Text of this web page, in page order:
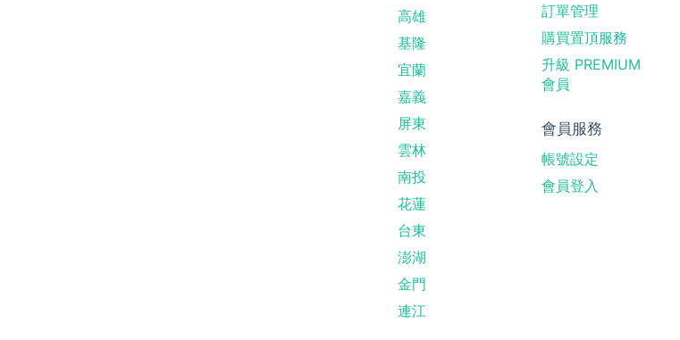
高雄
基隆
宜蘭
嘉義
屏東
雲林
南投
花蓮
台東
澎湖
金門
連江
訂單管理
購買置頂服務
升級 PREMIUM
會員
會員服務
帳號設定
會員登入